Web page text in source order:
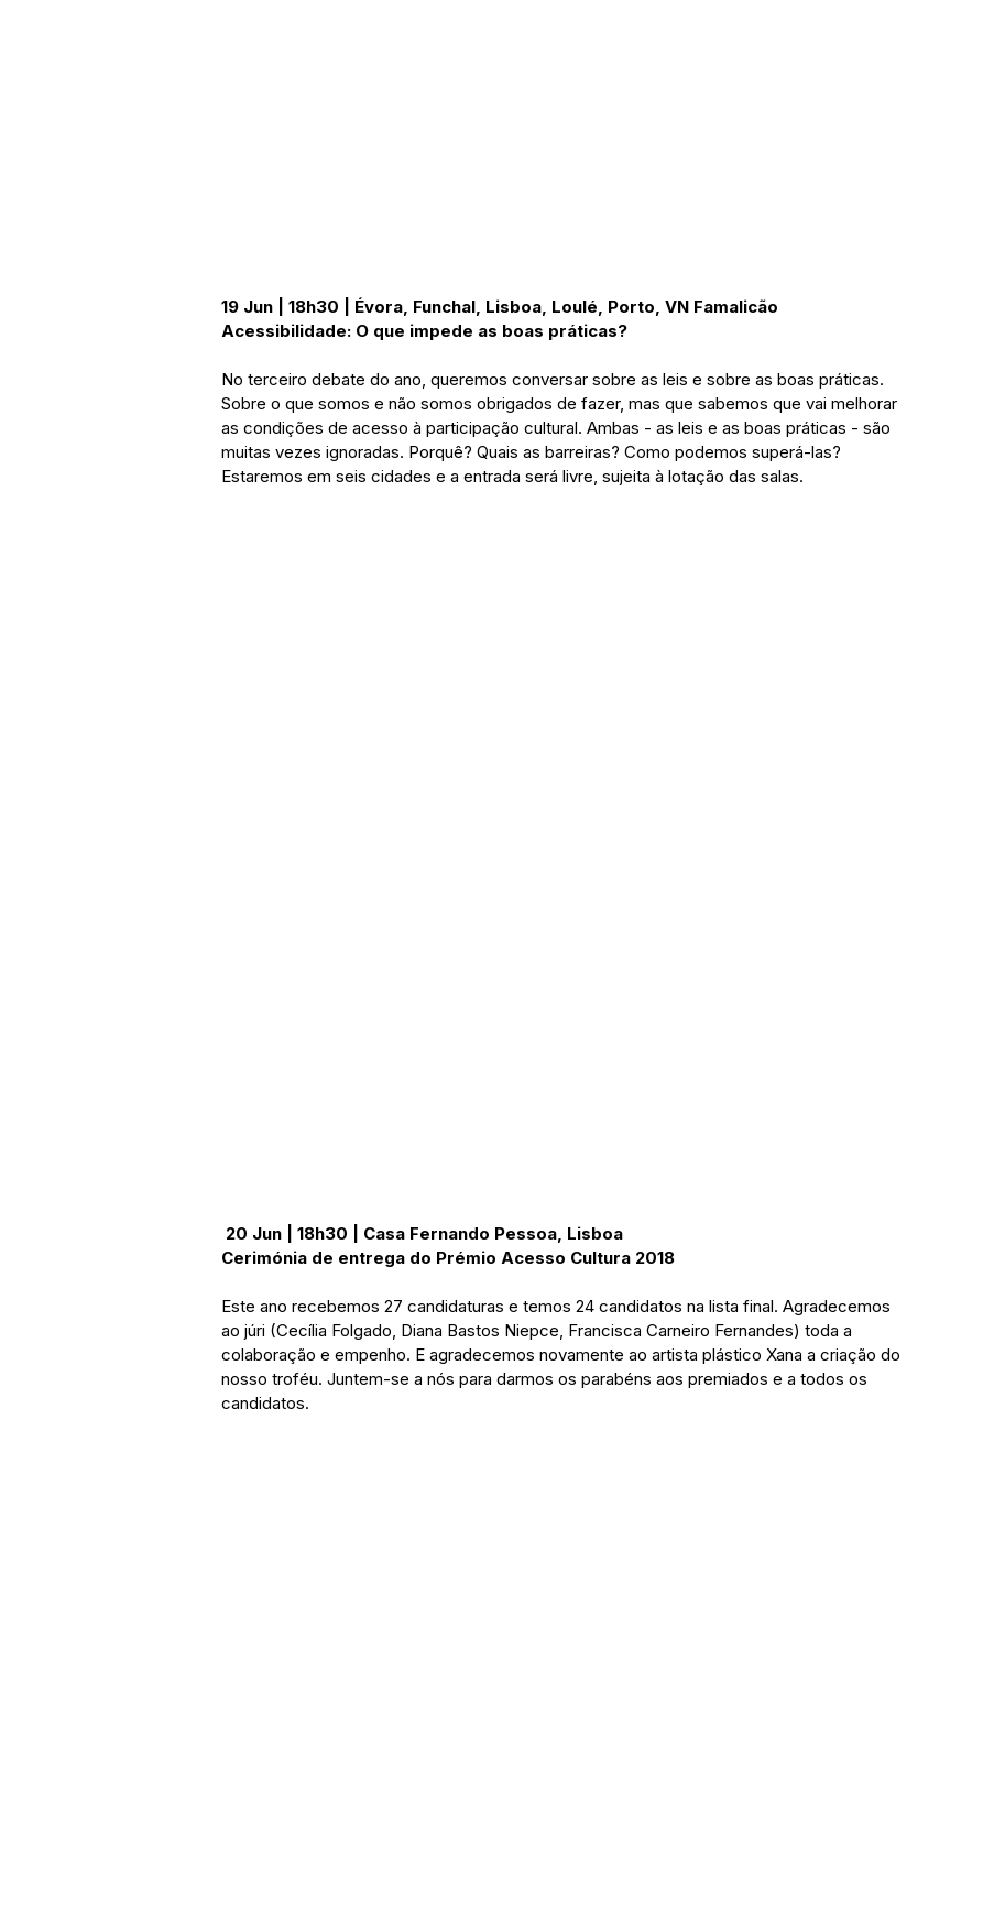
19 Jun | 18h30 | Évora, Funchal, Lisboa, Loulé, Porto, VN Famalicão
Acessibilidade: O que impede as boas práticas?
No terceiro debate do ano, queremos conversar sobre as leis e sobre as boas práticas.
Sobre o que somos e não somos obrigados de fazer, mas que sabemos que vai melhorar
as condições de acesso à participação cultural. Ambas - as leis e as boas práticas - são
muitas vezes ignoradas. Porquê? Quais as barreiras? Como podemos superá-las?
Estaremos em seis cidades e a entrada será livre, sujeita à lotação das salas.
20 Jun | 18h30 | Casa Fernando Pessoa, Lisboa
Cerimónia de entrega do Prémio Acesso Cultura 2018
Este ano recebemos 27 candidaturas e temos 24 candidatos na lista final. Agradecemos
ao júri (Cecília Folgado, Diana Bastos Niepce, Francisca Carneiro Fernandes) toda a
colaboração e empenho. E agradecemos novamente ao artista plástico Xana a criação do
nosso troféu. Juntem-se a nós para darmos os parabéns aos premiados e a todos os
candidatos.